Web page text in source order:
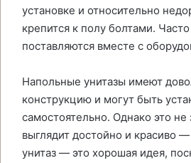
установке и относительно
крепится к полу болтами.
поставляются вместе с
Напольные унитазы имеют
конструкцию и могут быть
самостоятельно. Однако это не
выглядит достойно и красиво
унитаз — это хорошая идея,